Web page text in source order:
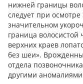
нижней границы
следует при
значительном
граница волосистой
верхних краев
без шеи».
отдела
другими